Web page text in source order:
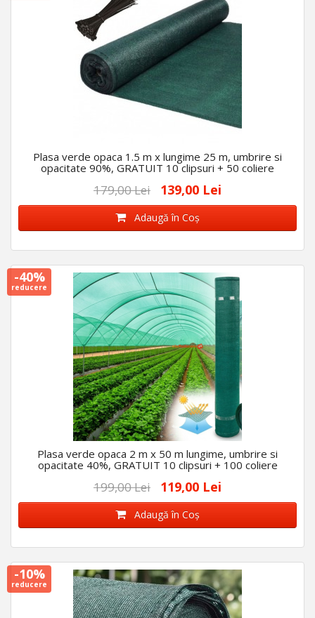
Plasa verde opaca 1.5 m x lungime 25 m, umbrire si
opacitate 90%, GRATUIT 10 clipsuri + 50 coliere
179,00 Lei 139,00 Lei
Adaugă în Coş
-40%
reducere
Plasa verde opaca 2 m x 50 m lungime, umbrire si
opacitate 40%, GRATUIT 10 clipsuri + 100 coliere
199,00 Lei 119,00 Lei
Adaugă în Coş
-10%
reducere